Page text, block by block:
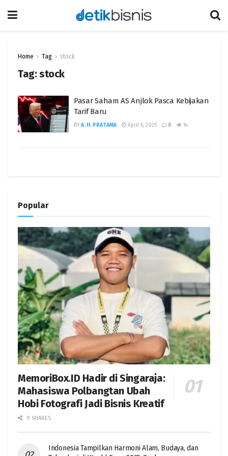
Home Tag stock
Tag:stock
Pasar Saham AS Anjlok Pasca Kebijakan
Tarif Baru
BY A. H. PRATAMA April 6, 2025 0 14
Popular
MemoriBox.ID Hadir di Singaraja:
Mahasiswa Polbangtan Ubah
Hobi Fotografi Jadi Bisnis Kreatif
9 SHARES
Indonesia Tampilkan Harmoni Alam, Budaya, dan